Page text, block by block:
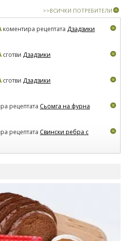
>>ВСИЧКИ ПОТРЕБИТЕЛИ
коментира рецептата Дзадзики
сготви Дзадзики
сготви Дзадзики
рецептата Сьомга на фурна
рецептата Свински ребра с